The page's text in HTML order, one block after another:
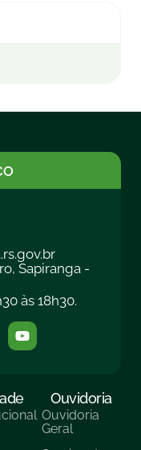
Sapiranga -
às 18h30.
Ouvidoria
Ouvidoria
Geral